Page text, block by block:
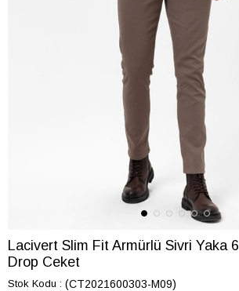
Lacivert Slim Fit Armürlü Sivri Yaka 6
Drop Ceket
Stok Kodu (CT2021600303-M09)